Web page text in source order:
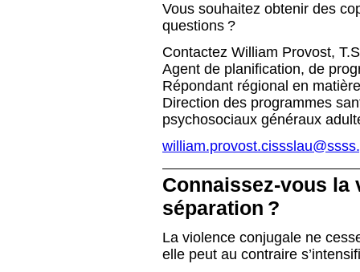
Vous souhaitez obtenir des
questions ?
Contactez William Provost,
Agent de planification, de
Répondant régional en
Direction des programmes
psychosociaux généraux
Connaissez-vous la
séparation ?
La violence conjugale ne
elle peut au contraire